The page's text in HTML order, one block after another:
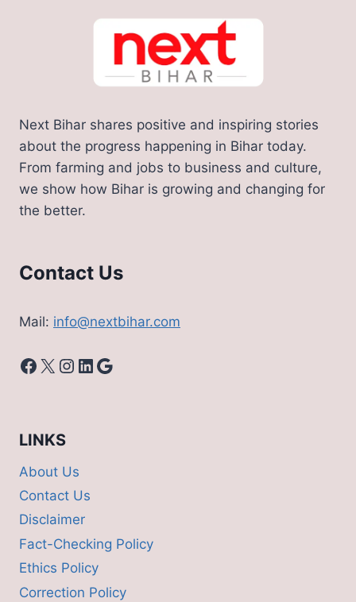
Next Bihar shares positive and inspiring stories
about the progress happening in Bihar today.
From farming and jobs to business and culture,
we show how Bihar is growing and changing for
the better.
Contact Us
Mail: info@nextbihar.com
Facebook
X Instagram
LinkedIn
Google
LINKS
About Us
Contact Us
Disclaimer
Fact-Checking Policy
Ethics Policy
Correction Policy